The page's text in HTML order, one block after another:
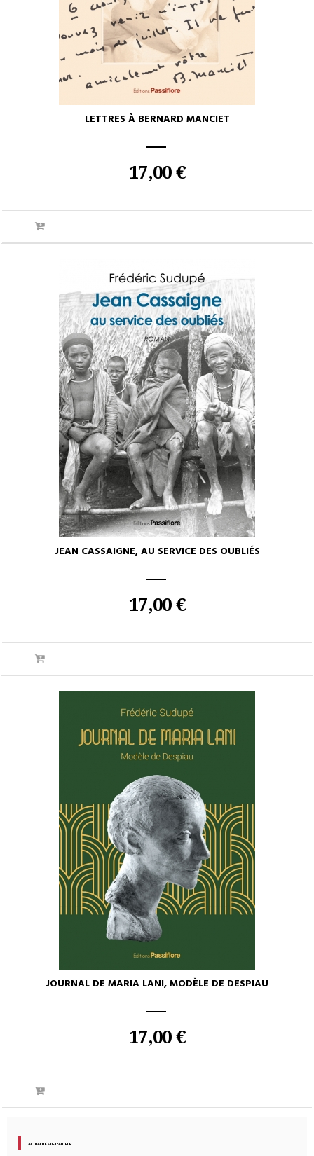
LETTRES À BERNARD MANCIET
17,00 €
JEAN CASSAIGNE, AU SERVICE DES OUBLIÉS
17,00 €
JOURNAL DE MARIA LANI, MODÈLE DE DESPIAU
17,00 €
ACTUALITÉS DE L'AUTEUR